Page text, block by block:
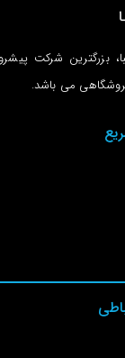
بزرگترین شرکت
می باشد.